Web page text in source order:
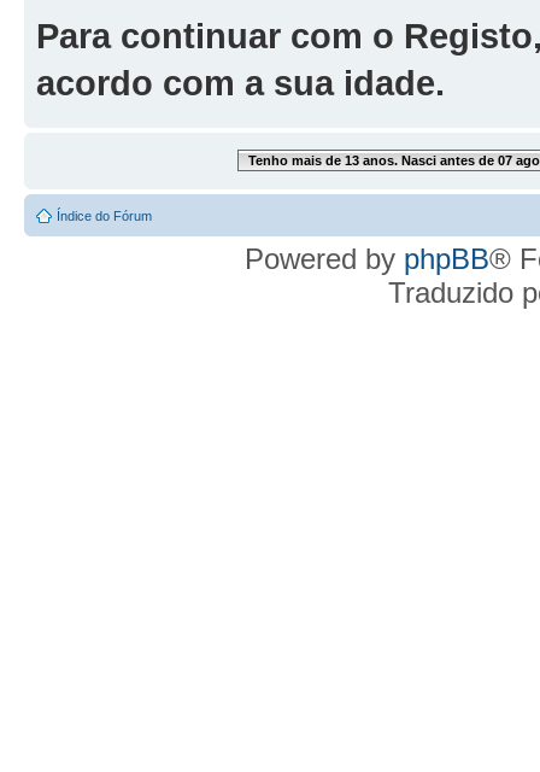
Para continuar com o
acordo com a sua idade.
Tenho mais de 13 anos. Nasci antes de 07 ago
Índice do Fórum
Powered by phpBB®
Traduzido